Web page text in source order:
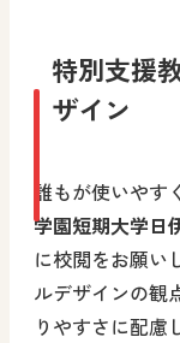
特別支援
ザイン
誰もが使いやす
学園短期大学日
に校閲をお願い
ルデザインの観
りやすさに配慮